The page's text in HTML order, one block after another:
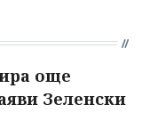
още
Зеленски